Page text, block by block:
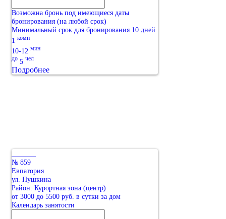
Возможна бронь под имеющиеся даты
бронирования (на любой срок)
Минимальный срок для бронирования 10 дней
1 комн
10-12 мин
до 5 чел
Подробнее
№ 859
Евпатория
ул. Пушкина
Район: Курортная зона (центр)
от 3000 до 5500 руб. в сутки за дом
Календарь занятости